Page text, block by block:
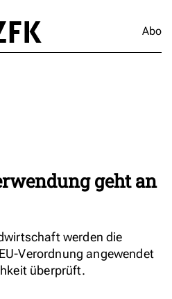
Abo
geht an
werden die
Verordnung angewendet
überprüft.